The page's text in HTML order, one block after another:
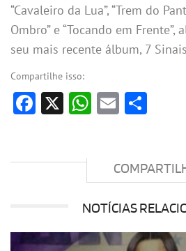
“Cavaleiro da Lua”, “Trem do
Ombro” e “Tocando em Frente”,
seu mais recente álbum, 7
Compartilhe isso:
Facebook
X WhatsApp
Email
NOTÍCIAS